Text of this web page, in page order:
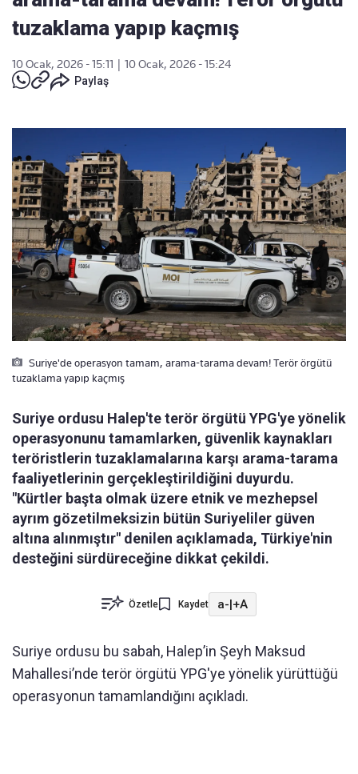
tuzaklama yapıp kaçmış
10 Ocak, 2026 - 15:11
10 Ocak, 2026 - 15:24
Paylaş
Suriye'de operasyon tamam, arama-tarama devam! Terör örgütü
tuzaklama yapıp kaçmış
Suriye ordusu Halep'te terör örgütü YPG'ye yönelik
operasyonunu tamamlarken, güvenlik kaynakları
teröristlerin tuzaklamalarına karşı arama-tarama
faaliyetlerinin gerçekleştirildiğini duyurdu.
"Kürtler başta olmak üzere etnik ve mezhepsel
ayrım gözetilmeksizin bütün Suriyeliler güven
altına alınmıştır" denilen açıklamada, Türkiye'nin
desteğini sürdüreceğine dikkat çekildi.
Özetle Kaydet a-|+A
Suriye ordusu bu sabah, Halep’in Şeyh Maksud
Mahallesi’nde terör örgütü YPG'ye yönelik yürüttüğü
operasyonun tamamlandığını açıkladı.